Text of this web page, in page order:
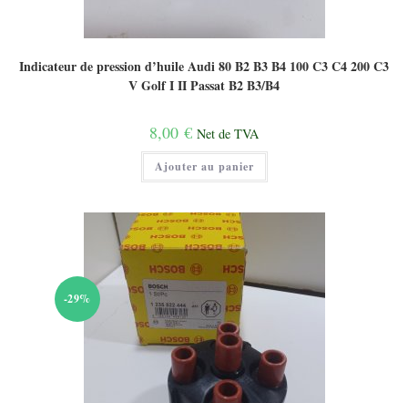
Indicateur de pression d’huile Audi 80 B2 B3 B4 100 C3 C4 200 C3
V Golf I II Passat B2 B3/B4
8,00 € Net de TVA
Ajouter au panier
-29%